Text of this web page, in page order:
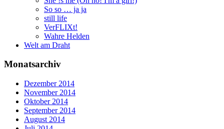
So so … ja ja
still life
VerFLIXt!
Wahre Helden
Welt am Draht
Monatsarchiv
Dezember 2014
November 2014
Oktober 2014
September 2014
August 2014